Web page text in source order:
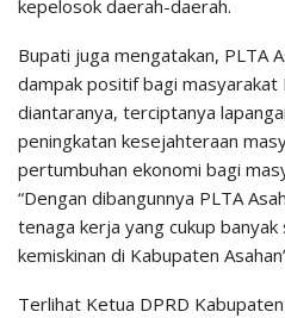
kepelosok daerah-daerah.
Bupati juga mengatakan, PLTA
dampak positif bagi masyarakat
diantaranya, terciptanya
peningkatan kesejahteraan
pertumbuhan ekonomi bagi
“Dengan dibangunnya PLTA
tenaga kerja yang cukup
kemiskinan di Kabupaten
Terlihat Ketua DPRD